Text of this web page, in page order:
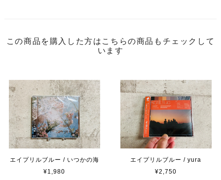
この商品を購入した方はこちらの商品もチェックして
います
エイプリルブルー / いつかの海
¥1,980
エイプリルブルー / yura
¥2,750